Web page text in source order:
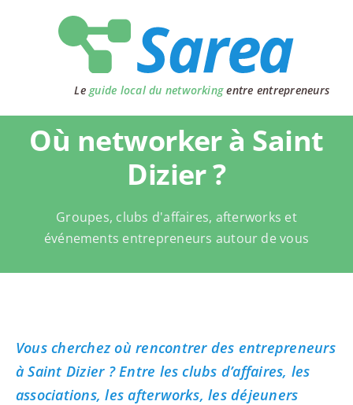
Le guide local du networkingentre entrepreneurs
Où networker à Saint
Dizier ?
Groupes, clubs d'affaires, afterworks et
événements entrepreneurs autour de vous
Vous cherchez où rencontrer des entrepreneurs
à Saint Dizier ? Entre les clubs d’affaires, les
associations, les afterworks, les déjeuners